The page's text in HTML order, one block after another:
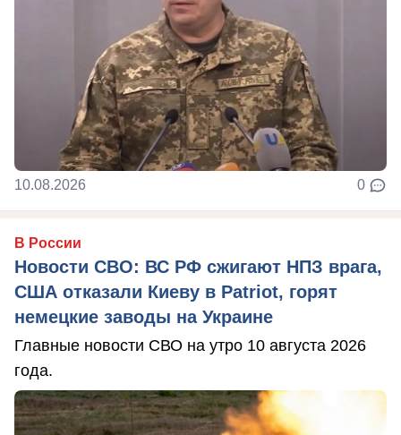
10.08.2026 0
В России
Новости СВО: ВС РФ сжигают НПЗ врага,
США отказали Киеву в Patriot, горят
немецкие заводы на Украине
Главные новости СВО на утро 10 августа 2026
года.